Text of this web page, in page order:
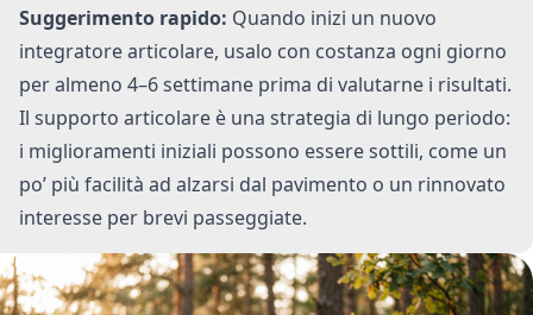
Suggerimento rapido: Quando inizi un nuovo
integratore articolare, usalo con costanza ogni giorno
per almeno 4–6 settimane prima di valutarne i risultati.
Il supporto articolare è una strategia di lungo periodo:
i miglioramenti iniziali possono essere sottili, come un
po’ più facilità ad alzarsi dal pavimento o un rinnovato
interesse per brevi passeggiate.